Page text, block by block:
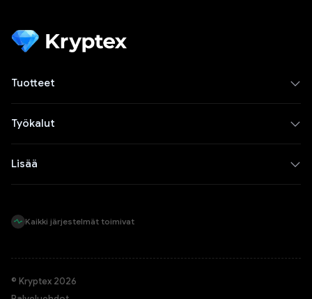
Tuotteet
Työkalut
Lisää
Kaikki järjestelmät toimivat
© Kryptex 2026